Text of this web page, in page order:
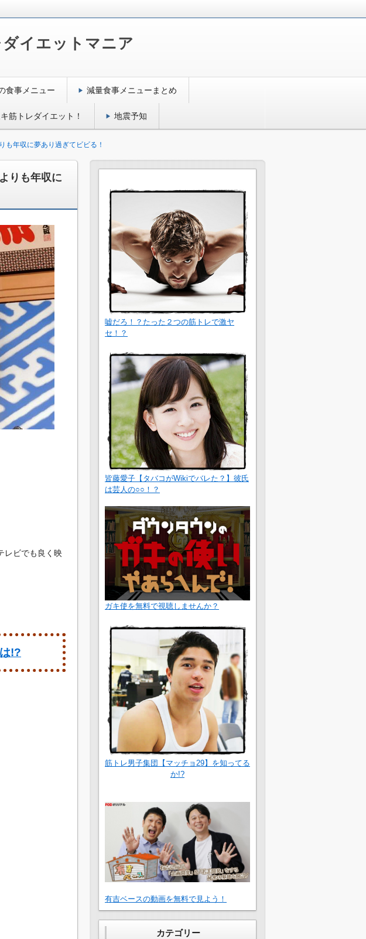
イエットマニア
食事メニュー 減量食事メニューまとめ
筋トレダイエット！ 地震予知
も年収に夢あり過ぎてビビる！
りも年収に
レビでも良く映
!?
嘘だろ！？たった２つの筋トレで激ヤ
セ！？
皆藤愛子【タバコがWikiでバレた？】彼氏
は芸人の○○！？
ガキ使を無料で視聴しませんか？
筋トレ男子集団【マッチョ29】を知ってる
か!?
有吉ベースの動画を無料で見よう！
カテゴリー